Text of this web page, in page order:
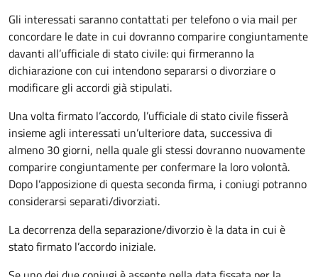
Gli interessati saranno contattati per telefono o via mail per
concordare le date in cui dovranno comparire congiuntamente
davanti all’ufficiale di stato civile: qui firmeranno la
dichiarazione con cui intendono separarsi o divorziare o
modificare gli accordi già stipulati.
Una volta firmato l’accordo, l’ufficiale di stato civile fisserà
insieme agli interessati un’ulteriore data, successiva di
almeno 30 giorni, nella quale gli stessi dovranno nuovamente
comparire congiuntamente per confermare la loro volontà.
Dopo l’apposizione di questa seconda firma, i coniugi potranno
considerarsi separati/divorziati.
La decorrenza della separazione/divorzio è la data in cui è
stato firmato l’accordo iniziale.